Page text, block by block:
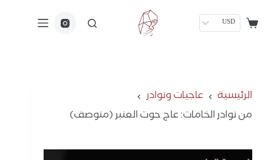
USD
الرئيسية
عاجيات ونوادر
من نوادر الخامات: عاج حوت العنبر (منوصف)